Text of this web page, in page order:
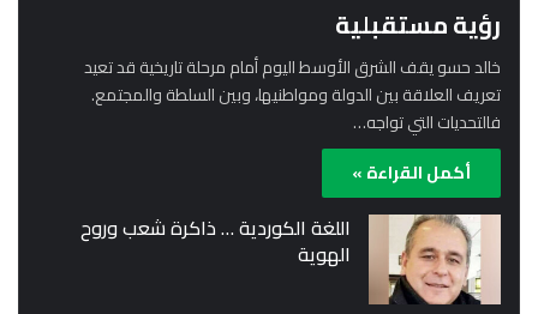
رؤية مستقبلية
خالد حسو يقف الشرق الأوسط اليوم أمام مرحلة تاريخية قد تعيد
تعريف العلاقة بين الدولة ومواطنيها، وبين السلطة والمجتمع.
فالتحديات التي تواجه…
أكمل القراءة »
اللغة الكوردية … ذاكرة شعب وروح
الهوية